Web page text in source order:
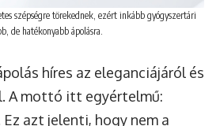
szépségre törekednek, ezért inkább gyógyszertári
de hatékonyabb ápolásra.
híres az eleganciájáról és
A mottó itt egyértelmű:
Ez azt jelenti, hogy nem a